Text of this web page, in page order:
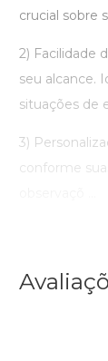
crucial sobre
2) Facilidade
seu alcance.
situações de
3)
conforme